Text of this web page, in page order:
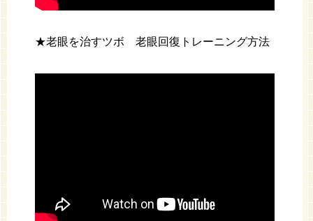
★老眼を治すツボ 老眼回復トレーニング方法